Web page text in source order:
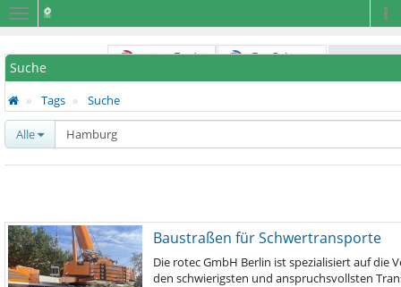
Navigation
Suche
Tags Suche
Alle
Baustraßen für Schwertransporte
Die rotec GmbH Berlin ist spezialisiert auf
den schwierigsten und anspruchsvollsten